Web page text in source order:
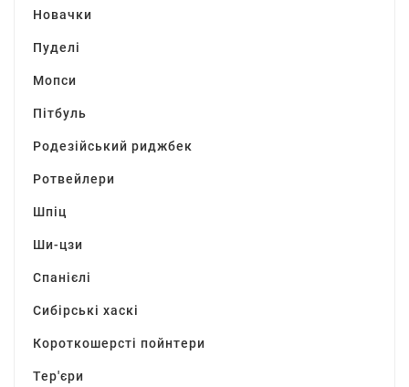
Новачки
Пуделі
Мопси
Пітбуль
Родезійський риджбек
Ротвейлери
Шпіц
Ши-цзи
Спанієлі
Сибірські хаскі
Короткошерсті пойнтери
Тер'єри